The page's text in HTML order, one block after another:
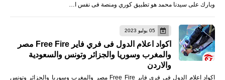
وبارك على سيدنا محمد هو تطبيق كوري ومنصة فى نفس ا…
05 يوليو 2023
اكواد اعلام الدول فى فري فاير Free Fire مصر
والمغرب وسوريا والجزائر وتونس والسعودية
والاردن
اكواد اعلام الدول فى فري فاير Free Fire مصر والمغرب وسوريا والجزائر وتونس